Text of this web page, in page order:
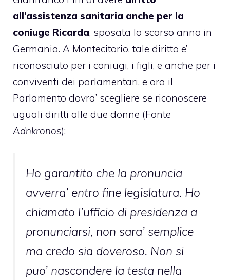
all’assistenza sanitaria anche per la
coniuge Ricarda, sposata lo scorso anno in
Germania. A Montecitorio, tale diritto e’
riconosciuto per i coniugi, i figli, e anche per i
conviventi dei parlamentari, e ora il
Parlamento dovra’ scegliere se riconoscere
uguali diritti alle due donne (Fonte
Adnkronos):
Ho garantito che la pronuncia
avverra’ entro fine legislatura. Ho
chiamato l’ufficio di presidenza a
pronunciarsi, non sara’ semplice
ma credo sia doveroso. Non si
puo’ nascondere la testa nella